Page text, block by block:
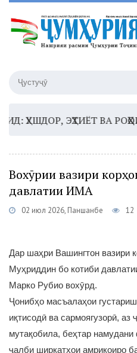
ЭҲТИЁТ ВА РОҲҲОИ
Вохӯрии вазири
давлатии ИМА
02 июл 2026, Панҷшанбе 12
Дар шаҳри Вашингтон вазири
Муҳриддин бо котиби
Марко Рубио вохӯрд.
Ҷонибҳо масъалаҳои
иқтисодӣ ва сармоягузорӣ,
мутақобила, беҳтар намудани
ҷалби ширкатҳои амрикоиро